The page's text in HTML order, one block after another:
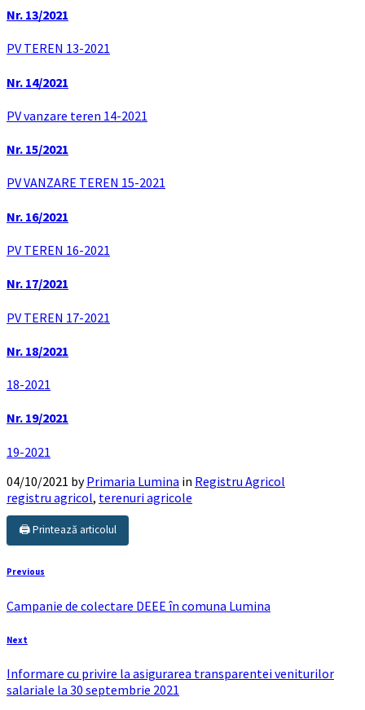
Nr. 13/2021
PV TEREN 13-2021
Nr. 14/2021
PV vanzare teren 14-2021
Nr. 15/2021
PV VANZARE TEREN 15-2021
Nr. 16/2021
PV TEREN 16-2021
Nr. 17/2021
PV TEREN 17-2021
Nr. 18/2021
18-2021
Nr. 19/2021
19-2021
04/10/2021 byPrimaria Lumina in Registru Agricol
registru agricol, terenuri agricole
🖨️ Printează articolul
Previous
Campanie de colectare DEEE în comuna Lumina
Next
Informare cu privire la asigurarea transparentei veniturilor
salariale la 30 septembrie 2021